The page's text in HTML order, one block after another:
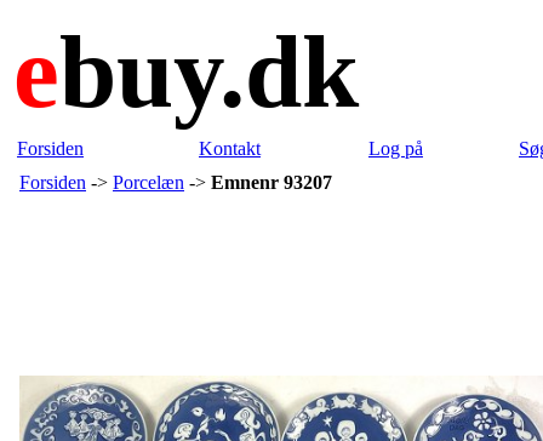
ebuy.dk
Forsiden Kontakt Log på
Forsiden -> Porcelæn -> Emnenr 93207